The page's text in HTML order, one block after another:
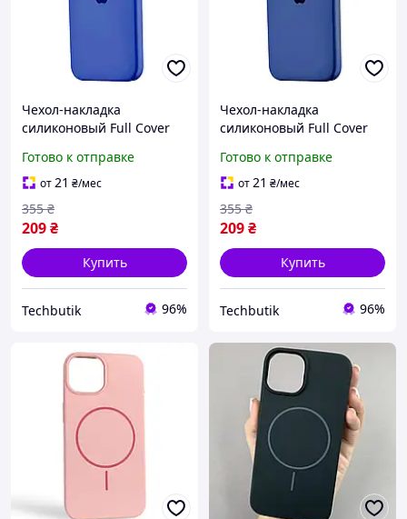
Чехол-накладка
силиконовый Full Cover
защита камеры с
микрофиброй внутри
синий Denim Blue WR-
9950
Готово к отправке
от21 ₴/мес
209₴
355 ₴
Купить
Techbutik 96%
Чехол-накладка
силиконовый Full Cover
камеры с микрофиброй
внутри синий Denim Blue
WR-10539
Готово к отправке
от21 ₴/мес
209₴
355 ₴
Купить
Techbutik 96%